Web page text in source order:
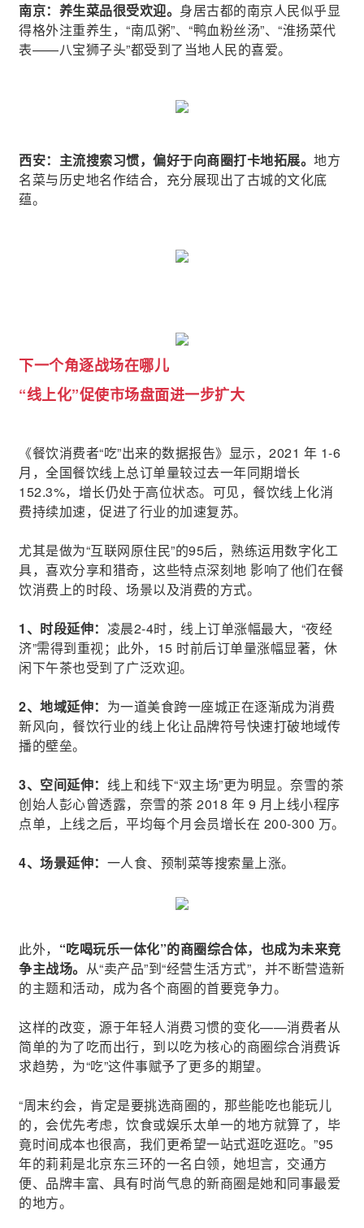
南京：养生菜品很受欢迎。 身居古都的南京人民似乎显
得格外注重养生，“南瓜粥”、“鸭血粉丝汤”、“淮扬菜代
表——八宝狮子头”都受到了当地人民的喜爱。
西安：主流搜索习惯，偏好于向商圈打卡地拓展。 地方
名菜与历史地名作结合，充分展现出了古城的文化底
蕴。
下一个角逐战场在哪儿
“线上化”促使市场盘面进一步扩大
《餐饮消费者“吃”出来的数据报告》显示，2021 年 1-6
月，全国餐饮线上总订单量较过去一年同期增长
152.3%，增长仍处于高位状态。可见，餐饮线上化消
费持续加速，促进了行业的加速复苏。
尤其是做为“互联网原住民”的95后，熟练运用数字化工
具，喜欢分享和猎奇，这些特点深刻地 影响了他们在餐
饮消费上的时段、场景以及消费的方式。
1、时段延伸： 凌晨2-4时，线上订单涨幅最大，“夜经
济”需得到重视；此外，15 时前后订单量涨幅显著，休
闲下午茶也受到了广泛欢迎。
2、地域延伸： 为一道美食跨一座城正在逐渐成为消费
新风向，餐饮行业的线上化让品牌符号快速打破地域传
播的壁垒。
3、空间延伸： 线上和线下“双主场”更为明显。奈雪的茶
创始人彭心曾透露，奈雪的茶 2018 年 9 月上线小程序
点单，上线之后，平均每个月会员增长在 200-300 万。
4、 场景延伸： 一人食、预制菜等搜索量上涨。
此外， “吃喝玩乐一体化”的商圈综合体，也成为未来竞
争主战场。 从“卖产品”到“经营生活方式”，并不断营造新
的主题和活动，成为各个商圈的首要竞争力。
这样的改变，源于年轻人消费习惯的变化——消费者从
简单的为了吃而出行，到以吃为核心的商圈综合消费诉
求趋势，为“吃”这件事赋予了更多的期望。
“周末约会，肯定是要挑选商圈的，那些能吃也能玩儿
的，会优先考虑，饮食或娱乐太单一的地方就算了，毕
竟时间成本也很高，我们更希望一站式逛吃逛吃。”95
年的莉莉是北京东三环的一名白领，她坦言，交通方
便、品牌丰富、具有时尚气息的新商圈是她和同事最爱
的地方。